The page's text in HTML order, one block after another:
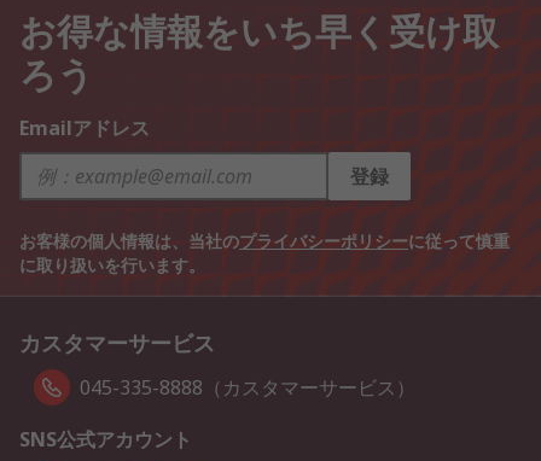
お得な情報をいち早く受け取
ろう
Emailアドレス
登録
お客様の個人情報は、当社のプライバシーポリシーに従って慎重
に取り扱いを行います。
カスタマーサービス
045-335-8888（カスタマーサービス）
SNS公式アカウント